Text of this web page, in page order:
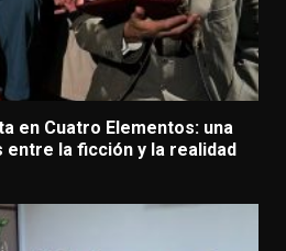
en Cuatro Elementos: una
la ficción y la realidad